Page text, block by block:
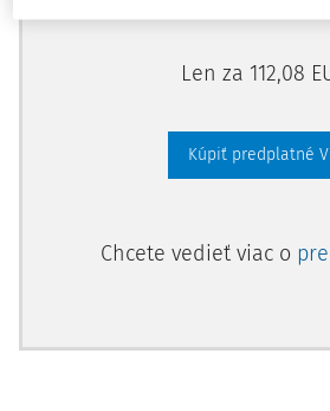
Len za 112,08
Kúpiť predplatné
Chcete vedieť viac o